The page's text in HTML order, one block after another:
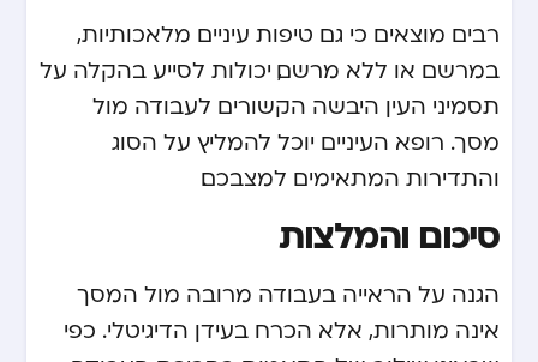
רבים מוצאים כי גם טיפות עיניים מלאכותיות,
במרשם או ללא מרשם, יכולות לסייע בהקלה על
תסמיני העין היבשה הקשורים לעבודה מול
מסך. רופא העיניים יוכל להמליץ על הסוג
והתדירות המתאימים למצבכם.
סיכום והמלצות
הגנה על הראייה בעבודה מרובה מול המסך
אינה מותרות, אלא הכרח בעידן הדיגיטלי. כפי